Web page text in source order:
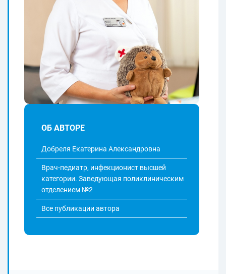
ОБ АВТОРЕ
Добреля Екатерина Александровна
Врач-педиатр, инфекционист высшей
категории. Заведующая поликлиническим
отделением №2
Все публикации автора